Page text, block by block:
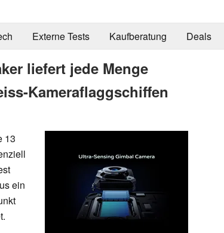
Externe Tests Kaufberatung Deals
liefert jede Menge
Kameraflaggschiffen
13
ein